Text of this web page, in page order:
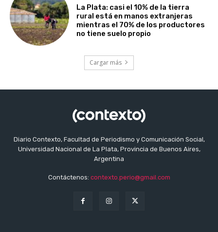
La Plata: casi el 10% de la tierra
rural está en manos extranjeras
mientras el 70% de los productores
no tiene suelo propio
Cargar más
Diario Contexto, Facultad de Periodismo y Comunicación Social,
Universidad Nacional de La Plata, Provincia de Buenos Aires,
Argentina
Contáctenos: contexto.perio@gmail.com